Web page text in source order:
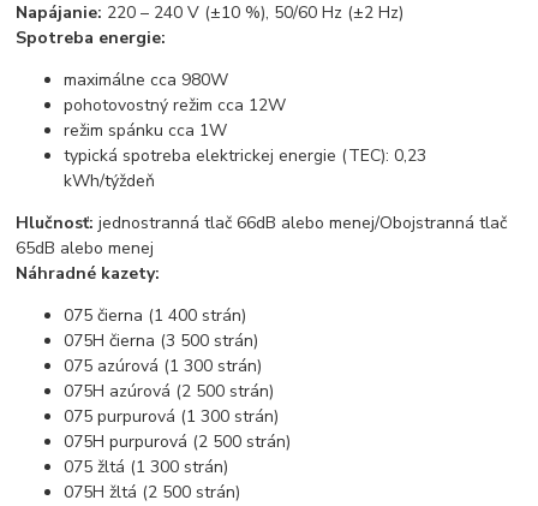
Napájanie: 220 – 240 V (±10 %), 50/60 Hz (±2 Hz)
Spotreba energie:
maximálne cca 980W
pohotovostný režim cca 12W
režim spánku cca 1W
typická spotreba elektrickej energie (TEC): 0,23
kWh/týždeň
Hlučnosť: jednostranná tlač 66dB alebo menej/Obojstranná tlač
65dB alebo menej
Náhradné kazety:
075 čierna (1 400 strán)
075H čierna (3 500 strán)
075 azúrová (1 300 strán)
075H azúrová (2 500 strán)
075 purpurová (1 300 strán)
075H purpurová (2 500 strán)
075 žltá (1 300 strán)
075H žltá (2 500 strán)